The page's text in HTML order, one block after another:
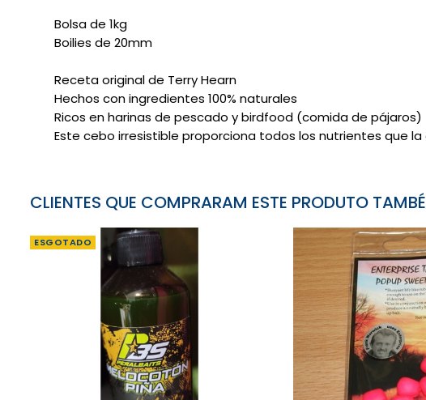
Bolsa de 1kg
Boilies de 20mm
Receta original de Terry Hearn
Hechos con ingredientes 100% naturales
Ricos en harinas de pescado y birdfood (comida de pájaros)
Este cebo irresistible proporciona todos los nutrientes que
CLIENTES QUE COMPRARAM ESTE PRODUTO
ESGOTADO